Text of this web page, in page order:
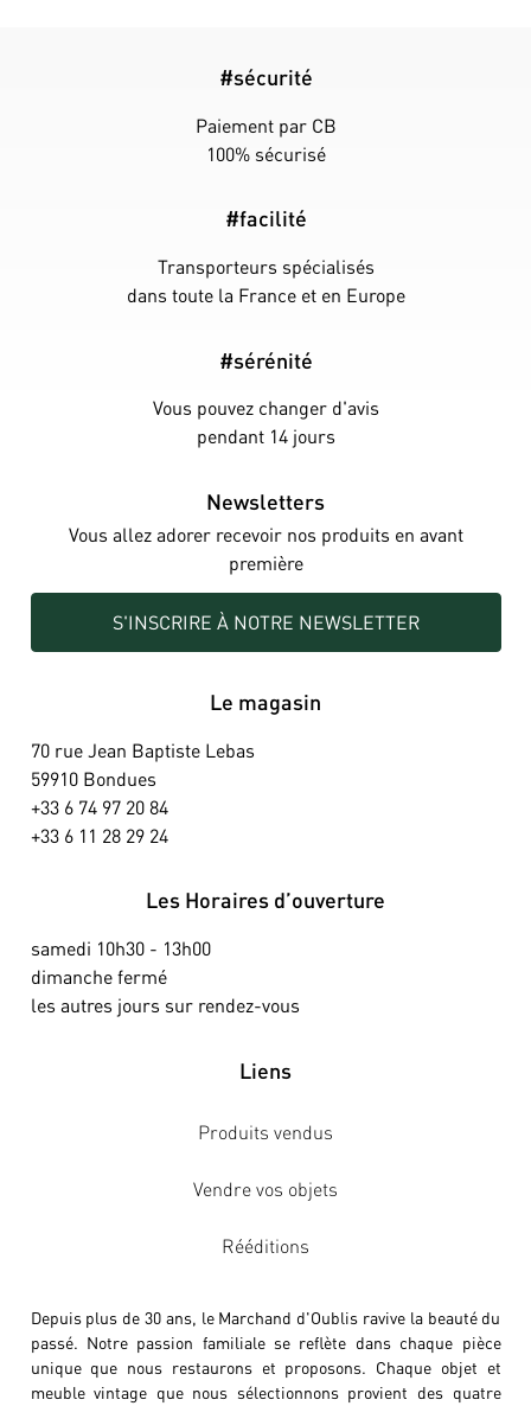
#sécurité
Paiement par CB
100% sécurisé
#facilité
Transporteurs spécialisés
dans toute la France et en Europe
#sérénité
Vous pouvez changer d'avis
pendant 14 jours
Newsletters
Vous allez adorer recevoir nos produits en avant
première
S'INSCRIRE À NOTRE NEWSLETTER
Le magasin
70 rue Jean Baptiste Lebas
59910 Bondues
+33 6 74 97 20 84
+33 6 11 28 29 24
Les Horaires d’ouverture
samedi 10h30 - 13h00
dimanche fermé
les autres jours sur rendez-vous
Liens
Produits vendus
Vendre vos objets
Rééditions
Depuis plus de 30 ans, le Marchand d'Oublis ravive la beauté du
passé. Notre passion familiale se reflète dans chaque pièce
unique que nous restaurons et proposons. Chaque objet et
meuble vintage que nous sélectionnons provient des quatre